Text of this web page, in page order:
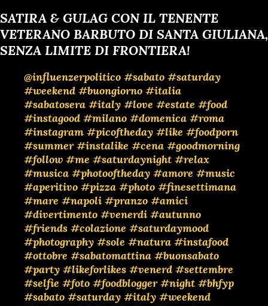
t
SATIRA & GULAG CON IL TENENTE
VETERANO BARBUTO DI SANTA GIULIANA,
SENZA LIMITE DI FRONTIERA!
@influenzerpolitico #sabato #saturday
#weekend #buongiorno #italia
#sabatosera #italy #love #estate #food
#instagood #milano #domenica #roma
#instagram #picoftheday #like #foodporn
#summer #instalike #cena #goodmorning
#follow #me #saturdaynight #relax
#musica #photooftheday #amore #music
#aperitivo #pizza #photo #finesettimana
#mare #napoli #pranzo #amici
#divertimento #venerdi #autunno
#friends #colazione #saturdaymood
#photography #sole #natura #instafood
#ottobre #sabatomattina #buonsabato
#party #likeforlikes #venerd #settembre
#selfie #foto #foodblogger #night #bhfyp
#sabato #saturday #italy #weekend